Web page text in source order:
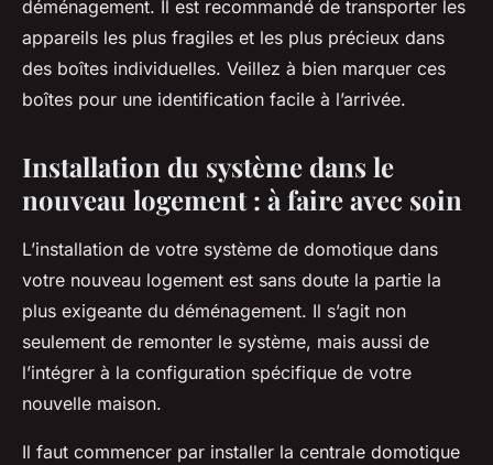
déménagement. Il est recommandé de transporter les
appareils les plus fragiles et les plus précieux dans
des boîtes individuelles. Veillez à bien marquer ces
boîtes pour une identification facile à l’arrivée.
Installation du système dans le
nouveau logement : à faire avec soin
L’installation de votre système de domotique dans
votre nouveau logement est sans doute la partie la
plus exigeante du déménagement. Il s’agit non
seulement de remonter le système, mais aussi de
l’intégrer à la configuration spécifique de votre
nouvelle maison.
Il faut commencer par installer la centrale domotique